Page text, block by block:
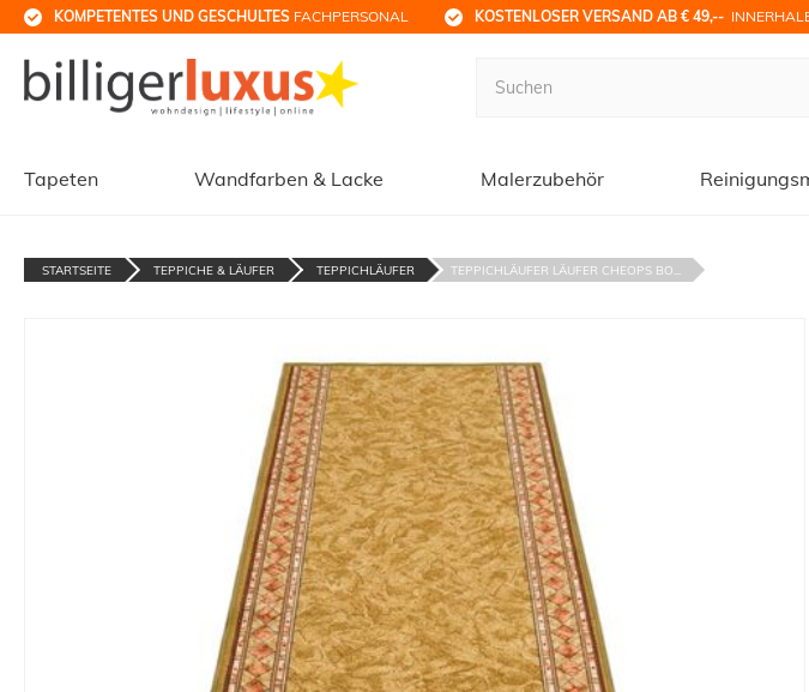
KOMPETENTES UND GESCHULTES FACHPERSONAL KOSTENLOSER VERSAND AB € 49,--
Tapeten Wandfarben & Lacke Malerzubehör
STARTSEITE TEPPICHE & LÄUFER TEPPICHLÄUFER TEPPICHLÄUFER LÄUFER CHEOPS BO...